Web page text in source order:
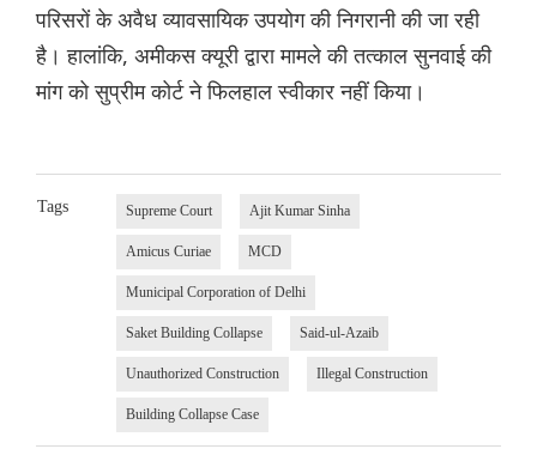
परिसरों के अवैध व्यावसायिक उपयोग की निगरानी की जा रही
है। हालांकि, अमीकस क्यूरी द्वारा मामले की तत्काल सुनवाई की
मांग को सुप्रीम कोर्ट ने फिलहाल स्वीकार नहीं किया।
Tags Supreme Court Ajit Kumar Sinha
Amicus Curiae MCD
Municipal Corporation of Delhi
Saket Building Collapse Said-ul-Azaib
Unauthorized Construction Illegal Construction
Building Collapse Case